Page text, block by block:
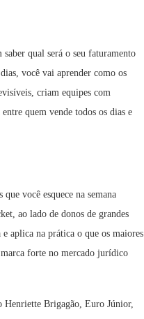
qual será o seu faturamento
você vai aprender como os
criam equipes com
quem vende todos os dias e
você esquece na semana
ao lado de donos de grandes
aplica na prática o que os maiores
forte no mercado jurídico
Henriette Brigagão, Euro Júnior,